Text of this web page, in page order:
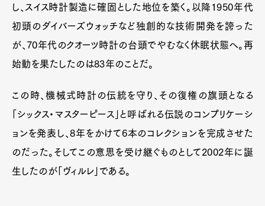
し、スイス時計製造に確固とした地位を築く。以降1950年代
初頭のダイバーズウォッチなど独創的な技術開発を誇った
が、70年代のクオーツ時計の台頭でやむなく休眠状態へ。再
始動を果たしたのは83年のことだ。
この時、機械式時計の伝統を守り、その復権の旗頭となる
「シックス・マスターピース」と呼ばれる伝説のコンプリケーシ
ョンを発表し、8年をかけて6本のコレクションを完成させた
のだった。そしてこの意思を受け継ぐものとして2002年に誕
生したのが「ヴィルレ」である。